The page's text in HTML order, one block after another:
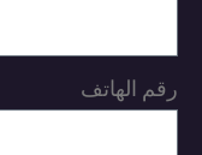
رقم الهاتف